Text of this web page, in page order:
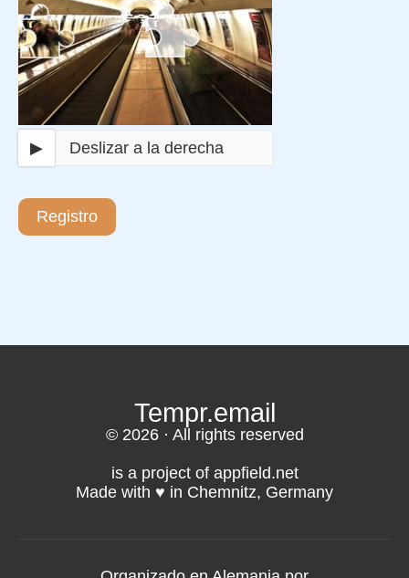
▶ Deslizar a la derecha
Registro
Tempr.email
© 2026 · All rights reserved
is a project of appfield.net
Made with ♥️ in Chemnitz, Germany